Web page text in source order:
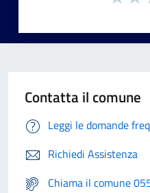
Contatta il comune
Leggi le domande
Richiedi Assistenza
Chiama il comune